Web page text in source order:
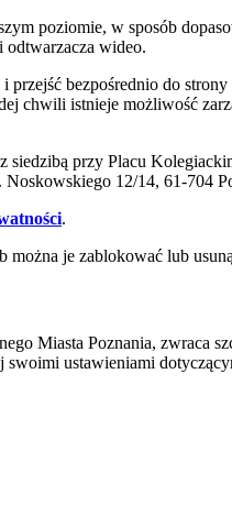
poziomie, w sposób
odtwarzacza wideo.
przejść bezpośrednio do strony
chwili istnieje możliwość
przy Placu
12/14, 61-704
.
można je zablokować lub
Miasta Poznania, zwraca
ustawieniami